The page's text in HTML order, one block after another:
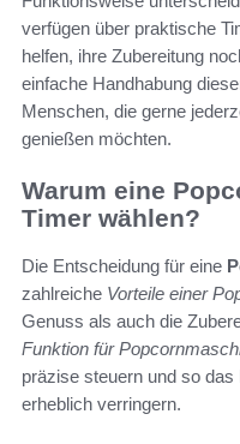
verfügen über praktische
helfen, ihre Zubereitung
einfache Handhabung
Menschen, die gerne
genießen möchten.
Warum eine
Timer wählen?
Die Entscheidung für eine
zahlreiche Vorteile einer
Genuss als auch die
Funktion für
präzise steuern und so
erheblich verringern.